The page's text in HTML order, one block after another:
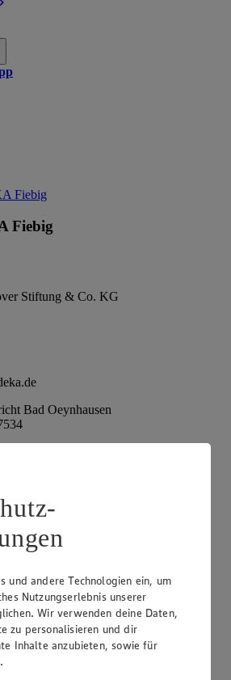
Fiebig
Fiebig
Stiftung & Co. KG
Bad Oeynhausen
gem. § 27a UStG: DE
Rosenkranz (Sprecher), Eileen
Ulf-U. Plath
Wohler (Vorstandsmitglied), Marc
Holding GmbH
Bad Oeynhausen
und andere Technologien ein, um
Nutzungserlebnis unserer
Wir verwenden deine Daten,
zu personalisieren und dir
Inhalte anzubieten, sowie für